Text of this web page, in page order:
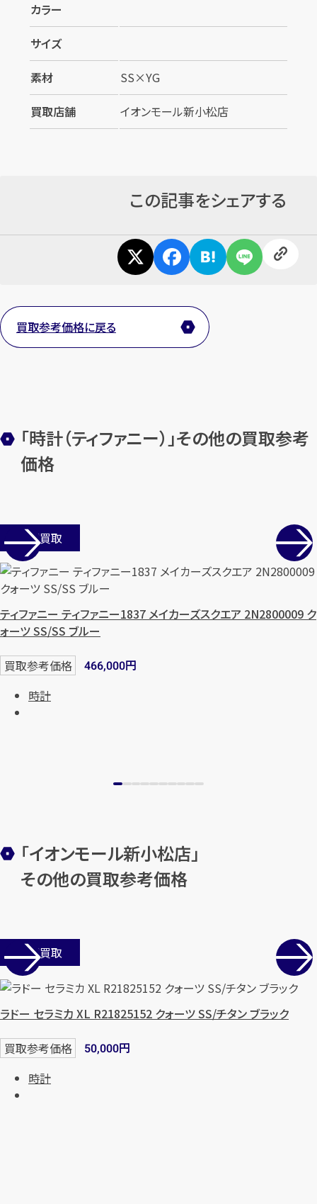
カンタン無料
お電話で無料査定
【総合受付】24時間・年中無休(年末年始除く)
メールで無料相談する
カラー
サイズ
素材
SS×YG
買取店舗
イオンモール新小松店
この記事をシェアする
買取参考価格に戻る
「時計（ティファニー）」その他の買取参考
価格
店舗買取
ティファニー ティファニー1837 メイカーズスクエア 2N2800009 ク
ォーツ SS/SS ブルー
買取参考価格 466,000円
時計
「イオンモール新小松店」
その他の買取参考価格
店舗買取
ラドー セラミカ XL R21825152 クォーツ SS/チタン ブラック
買取参考価格 50,000円
時計